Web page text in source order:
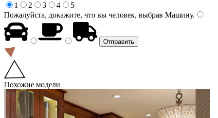
1
2 3 4
5
Пожалуйста, докажите, что вы человек, выбрав Машину.
Похожие модели